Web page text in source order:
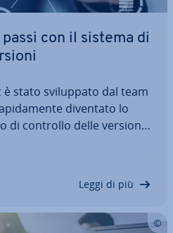
con il sistema di
è stato svi­lup­pa­to dal team
diventato lo
di controllo delle versioni.
GitHub o BitBucket si
Leggi di più